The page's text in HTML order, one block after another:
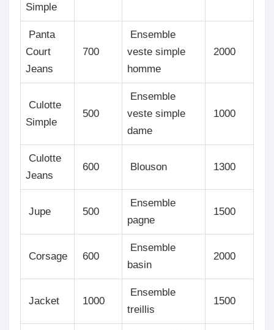
Simple
Panta
Court
Jeans
700
Ensemble
veste simple
homme
2000
Culotte
Simple
500
Ensemble
veste simple
dame
1000
Culotte
Jeans
600 Blouson 1300
Jupe 500
Ensemble
pagne
1500
Corsage 600
Ensemble
basin
2000
Jacket 1000
Ensemble
treillis
1500